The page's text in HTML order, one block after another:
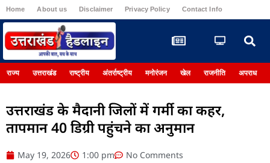
Home About us Disclaimer Privacy Policy Contact Info
राज्य उत्तराखंड राष्ट्रीय अंतर्राष्ट्रीय मनोरंजन खेल राजनीति अपराध
उत्तराखंड के मैदानी जिलों में गर्मी का कहर,
तापमान 40 डिग्री पहुंचने का अनुमान
May 19, 2026 1:00 pm No Comments